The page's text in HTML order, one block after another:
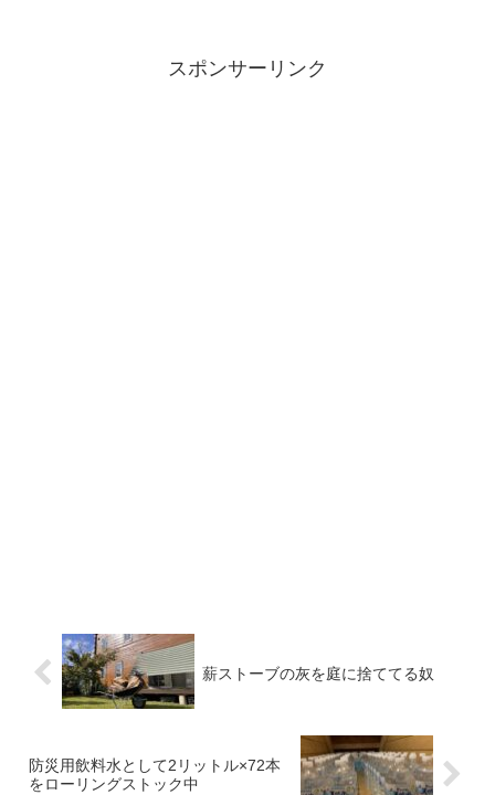
スポンサーリンク
薪ストーブの灰を庭に捨ててる奴
防災用飲料水として2リットル×72本
をローリングストック中